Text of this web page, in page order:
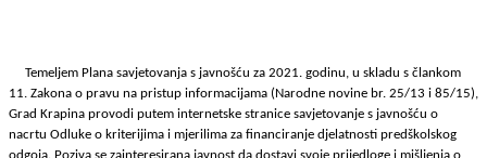
Temeljem Plana savjetovanja s javnošću za 2021. godinu, u skladu s člankom
11. Zakona o pravu na pristup informacijama (Narodne novine br. 25/13 i 85/15),
Grad Krapina provodi putem internetske stranice savjetovanje s javnošću o
nacrtu Odluke o kriterijima i mjerilima za financiranje djelatnosti predškolskog
odgoja. Poziva se zainteresirana javnost da dostavi svoje prijedloge i mišljenja o